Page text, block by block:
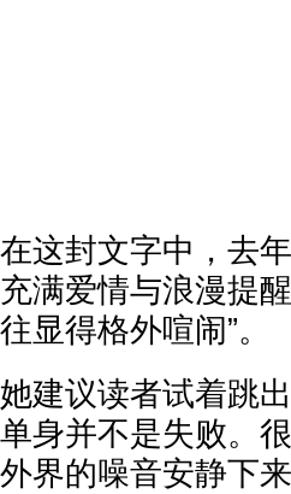
在这封文字中，去
充满爱情与浪漫提
往显得格外喧闹”。
她建议读者试着跳
单身并不是失败。
外界的噪音安静下